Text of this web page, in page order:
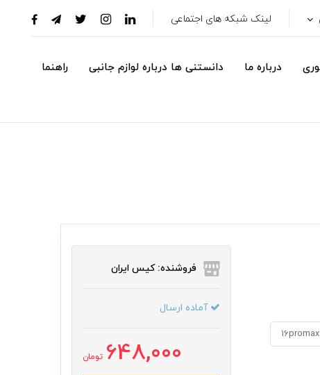
لینک شبکه های اجتماعی
درباره ما دانستنی ها درباره لوازم جانبی راهنما
16promax
فروشنده: کیس ایران
آماده ارسال
648,000 تومان